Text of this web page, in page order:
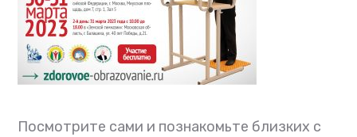
Посмотрите сами и познакомьте близких с